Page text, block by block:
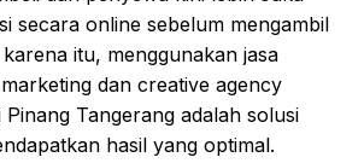
secara online sebelum mengambil
itu, menggunakan jasa
dan creative agency
Tangerang adalah solusi
hasil yang optimal.